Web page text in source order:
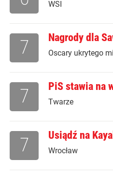
WSI
Nagrody dla
Oscary ukrytego
7
PiS stawia na
Twarze
7
Usiądź na
Wrocław
7